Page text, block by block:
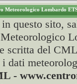
Meteorologico Lombardo
questo sito,
scritta del
dati
-